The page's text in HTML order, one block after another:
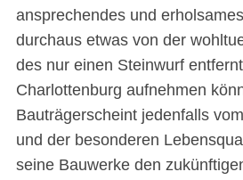
ansprechendes und
durchaus etwas von der
des nur einen Steinwurf
Charlottenburg aufnehmen
Bauträgerscheint jedenfalls
und der besonderen
seine Bauwerke den